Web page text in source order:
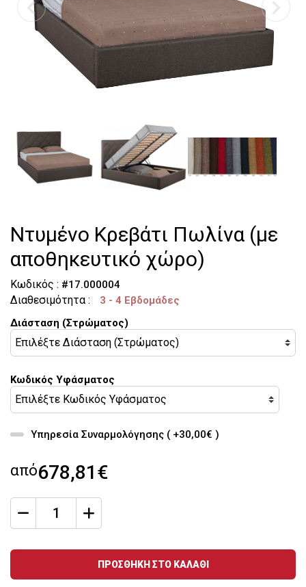
Τουαλέτες
Ντυμένο Κρεβάτι Πωλίνα (με
αποθηκευτικό χώρο)
Κωδικός : #17.000004
Διαθεσιμότητα :
3 - 4 Eβδομάδες
Διάσταση (Στρώματος)
Κωδικός Υφάσματος
Υπηρεσία Συναρμολόγησης ( +30,00€ )
από678,81€
qty
ΠΡΟΣΘΗΚΗ ΣΤΟ ΚΑΛΑΘΙ